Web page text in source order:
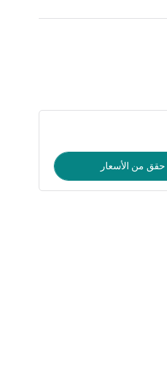
حقق من الأسعار